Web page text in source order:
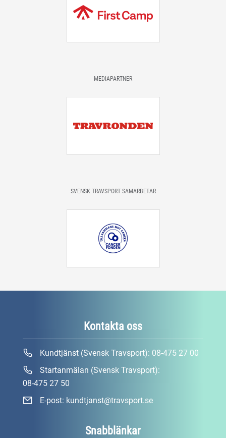
MEDIAPARTNER
SVENSK TRAVSPORT SAMARBETAR
Snabblänkar
Kontakta oss
Kundtjänst (Svensk Travsport): 08-475 27 00
Startanmälan (Svensk Travsport):
08-475 27 50
E-post: kundtjanst@travsport.se